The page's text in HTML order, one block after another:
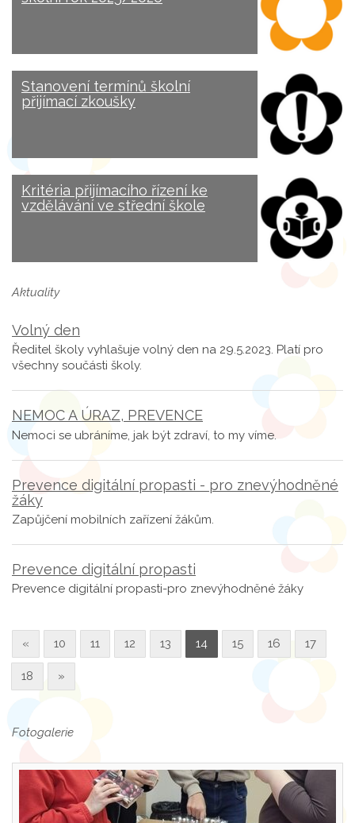
Stanovení termínů školní
přijímací zkoušky
Kritéria přijímacího řízení ke
vzdělávání ve střední škole
Aktuality
Volný den
Ředitel školy vyhlašuje volný den na 29.5.2023. Platí pro
všechny součásti školy.
NEMOC A ÚRAZ, PREVENCE
Nemoci se ubráníme, jak být zdraví, to my víme.
Prevence digitální propasti - pro znevýhodněné
žáky
Zapůjčení mobilních zařízení žákům.
Prevence digitální propasti
Prevence digitální propasti-pro znevýhodněné žáky
« 10 11 12 13 14 15 16 17
18 »
Fotogalerie